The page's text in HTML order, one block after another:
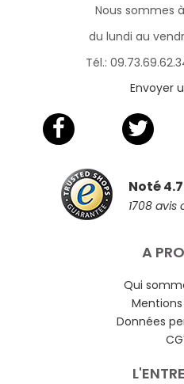
Nous sommes
du lundi au
Tél.:
Envoyer
Noté
1708
A
Qui
Données